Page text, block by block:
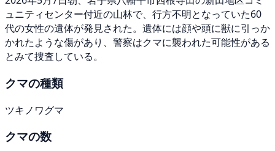
ュニティセンター付近の山林で、行方不明となっていた60
代の女性の遺体が発見された。遺体には顔や頭に獣に引っか
かれたような傷があり、警察はクマに襲われた可能性がある
とみて捜査している。
クマの種類
ツキノワグマ
クマの数